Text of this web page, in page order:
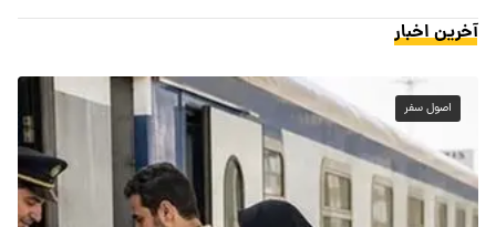
آخرین اخبار
اصول سفر